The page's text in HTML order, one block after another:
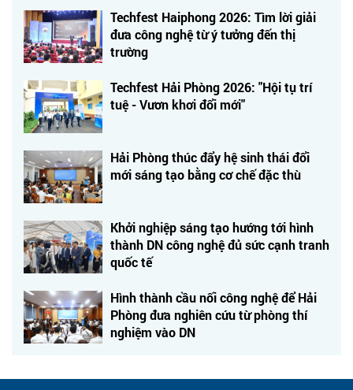
Techfest Haiphong 2026: Tìm lời giải
đưa công nghệ từ ý tưởng đến thị
trường
Techfest Hải Phòng 2026: "Hội tụ trí
tuệ - Vươn khơi đổi mới"
Hải Phòng thúc đẩy hệ sinh thái đổi
mới sáng tạo bằng cơ chế đặc thù
Khởi nghiệp sáng tạo hướng tới hình
thành DN công nghệ đủ sức cạnh tranh
quốc tế
Hình thành cầu nối công nghệ để Hải
Phòng đưa nghiên cứu từ phòng thí
nghiệm vào DN